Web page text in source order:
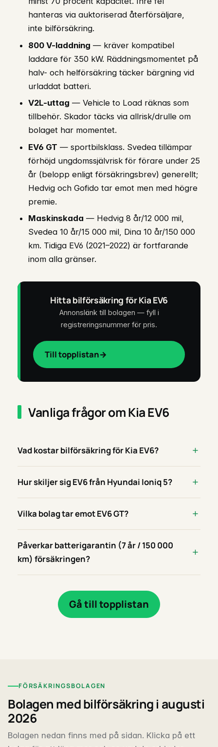
hanteras via auktoriserad återförsäljare,
inte bilförsäkring.
800 V-laddning — kräver kompatibel
laddare för 350 kW. Räddningsmomentet på
halv- och helförsäkring täcker bärgning vid
urladdat batteri.
V2L-uttag — Vehicle to Load räknas som
tillbehör. Skador täcks via allrisk/drulle om
bolaget har momentet.
EV6 GT — sportbilsklass. Svedea tillämpar
förhöjd ungdomssjälvrisk för förare under 25
år (belopp enligt försäkringsbrev) generellt;
Hedvig och Gofido tar emot men med högre
premie.
Maskinskada — Hedvig 8 år/12 000 mil,
Svedea 10 år/15 000 mil, Dina 10 år/150 000
km. Tidiga EV6 (2021–2022) är fortfarande
inom alla gränser.
Hitta bilförsäkring för Kia EV6
Annonslänk till bolagen — fyll i
registreringsnummer för pris.
Till topplistan
Vanliga frågor om Kia EV6
Vad kostar bilförsäkring för Kia EV6?
Hur skiljer sig EV6 från Hyundai Ioniq 5?
Vilka bolag tar emot EV6 GT?
Påverkar batterigarantin (7 år / 150 000
km) försäkringen?
Gå till topplistan
FÖRSÄKRINGSBOLAGEN
Bolagen med bilförsäkring i augusti
2026
Bolagen nedan finns med på sidan. Klicka på ett